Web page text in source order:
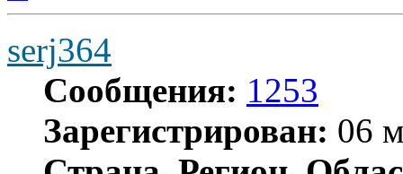
serj364
Сообщения: 1253
Зарегистрирован: 06